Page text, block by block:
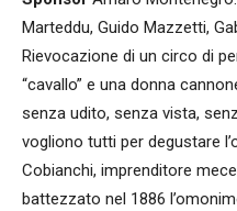
Marteddu, Guido Mazzetti,
Rievocazione di un circo di
“cavallo” e una donna
senza udito, senza vista,
vogliono tutti per degustare
Cobianchi, imprenditore
battezzato nel 1886